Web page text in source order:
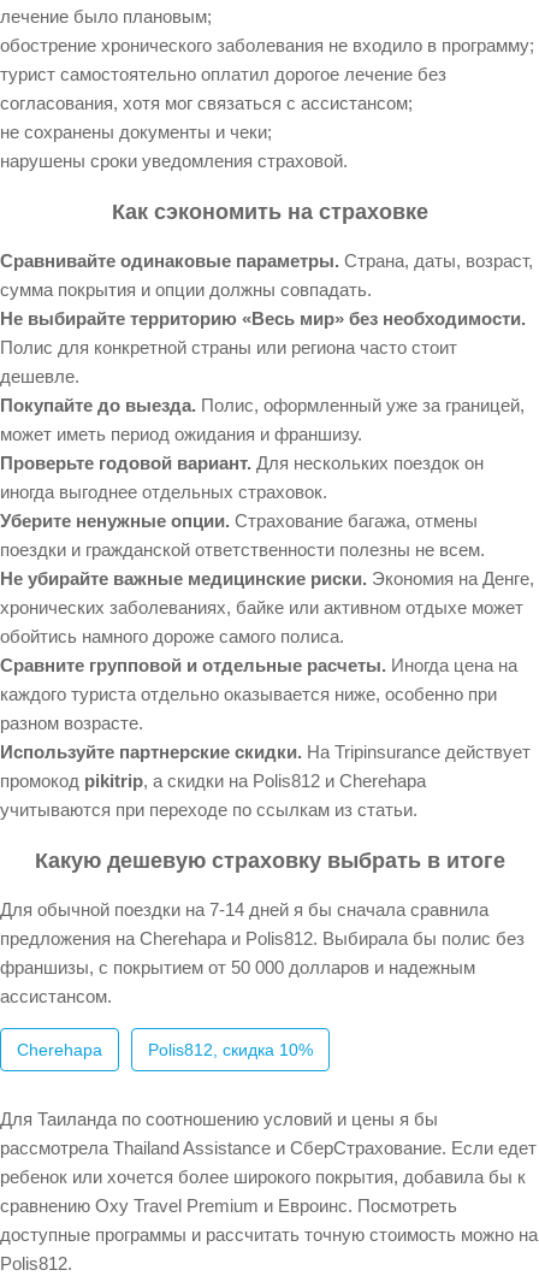
лечение было плановым;
обострение хронического заболевания не входило в программу;
турист самостоятельно оплатил дорогое лечение без
согласования, хотя мог связаться с ассистансом;
не сохранены документы и чеки;
нарушены сроки уведомления страховой.
Как сэкономить на страховке
Сравнивайте одинаковые параметры. Страна, даты, возраст,
сумма покрытия и опции должны совпадать.
Не выбирайте территорию «Весь мир» без необходимости.
Полис для конкретной страны или региона часто стоит
дешевле.
Покупайте до выезда. Полис, оформленный уже за границей,
может иметь период ожидания и франшизу.
Проверьте годовой вариант. Для нескольких поездок он
иногда выгоднее отдельных страховок.
Уберите ненужные опции. Страхование багажа, отмены
поездки и гражданской ответственности полезны не всем.
Не убирайте важные медицинские риски. Экономия на Денге,
хронических заболеваниях, байке или активном отдыхе может
обойтись намного дороже самого полиса.
Сравните групповой и отдельные расчеты. Иногда цена на
каждого туриста отдельно оказывается ниже, особенно при
разном возрасте.
Используйте партнерские скидки. На Tripinsurance действует
промокод pikitrip, а скидки на Polis812 и Cherehapa
учитываются при переходе по ссылкам из статьи.
Какую дешевую страховку выбрать в итоге
Для обычной поездки на 7-14 дней я бы сначала сравнила
предложения на Cherehapa и Polis812. Выбирала бы полис без
франшизы, с покрытием от 50 000 долларов и надежным
ассистансом.
Cherehapa Polis812, скидка 10%
Для Таиланда по соотношению условий и цены я бы
рассмотрела Thailand Assistance и СберСтрахование. Если едет
ребенок или хочется более широкого покрытия, добавила бы к
сравнению Oxy Travel Premium и Евроинс. Посмотреть
доступные программы и рассчитать точную стоимость можно на
Polis812.